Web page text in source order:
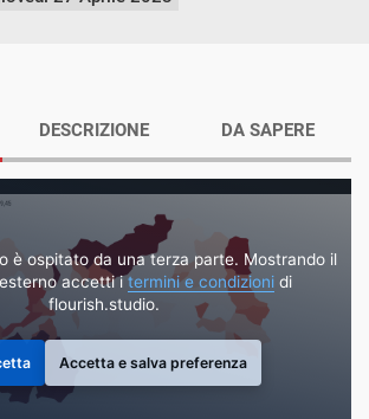
è ospitato da una terza parte. Mostrando il
accetti itermini e condizioni di
flourish.studio.
Accetta e salva preferenza
DESCRIZIONE DA SAPERE